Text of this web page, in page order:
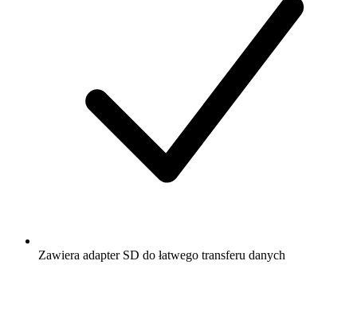
Zawiera adapter SD do łatwego transferu danych